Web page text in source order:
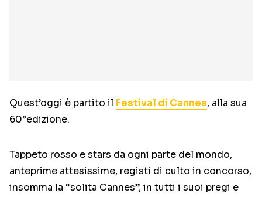
Quest’oggi è partito il Festival di Cannes, alla sua
60°edizione.
Tappeto rosso e stars da ogni parte del mondo,
anteprime attesissime, registi di culto in concorso,
insomma la “solita Cannes”, in tutti i suoi pregi e